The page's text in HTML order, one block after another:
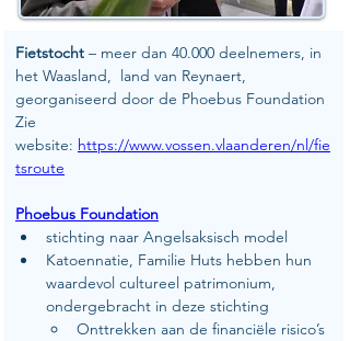
Fietstocht – meer dan 40.000 deelnemers, in
het Waasland,  land van Reynaert,
georganiseerd door de Phoebus Foundation
Zie
website: https://www.vossen.vlaanderen/nl/fie
tsroute
Phoebus Foundation
stichting naar Angelsaksisch model
Katoennatie, Familie Huts hebben hun
waardevol cultureel patrimonium,
ondergebracht in deze stichting
Onttrekken aan de financiële risico’s